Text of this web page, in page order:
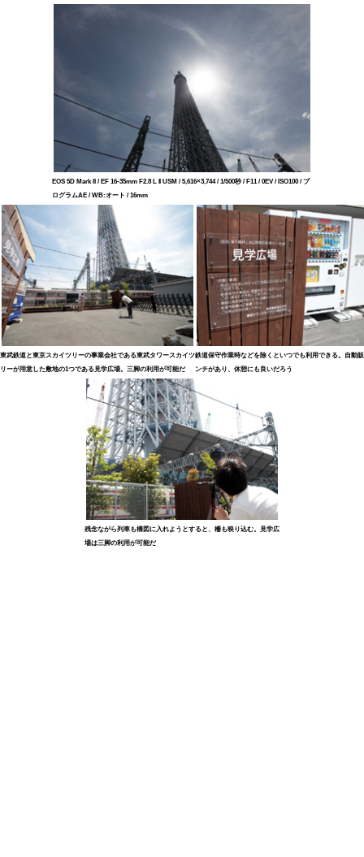
EOS 5D Mark II / EF 16-35mm F2.8 L II USM / 5,616×3,744 / 1/500秒 / F11 / 0EV / ISO100 / プ
ログラムAE / WB:オート / 16mm
東武鉄道と東京スカイツリーの事業会社である東武タワースカイツ
リーが用意した敷地の1つである見学広場。三脚の利用が可能だ
鉄道保守作業時などを除くといつでも利用できる。自動
ンチがあり、休憩にも良いだろう
残念ながら列車も構図に入れようとすると、柵も映り込む。見学広
場は三脚の利用が可能だ